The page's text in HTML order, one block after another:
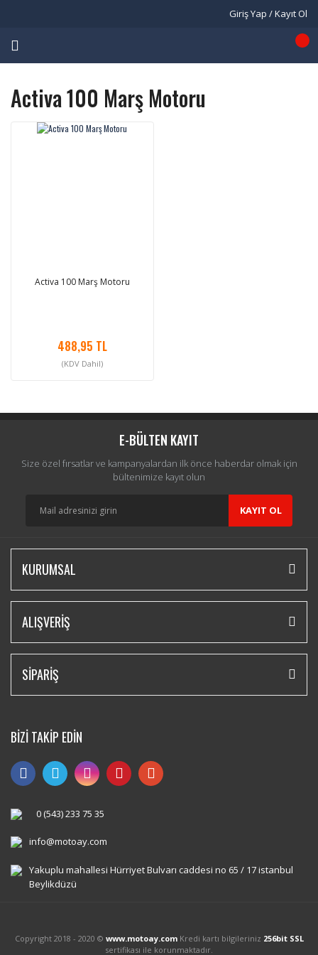
Giriş Yap / Kayıt Ol
Activa 100 Marş Motoru
Activa 100 Marş Motoru
488,95 TL
(KDV Dahil)
E-BÜLTEN KAYIT
Size özel fırsatlar ve kampanyalardan ilk önce haberdar olmak için
bültenimize kayıt olun
KAYIT OL
KURUMSAL
ALIŞVERİŞ
SİPARİŞ
BİZİ TAKİP EDİN
0 (543) 233 75 35
info@motoay.com
Yakuplu mahallesi Hürriyet Bulvarı caddesi no 65 / 17 istanbul
Beylikdüzü
Copyright 2018 - 2020 © www.motoay.comKredi kartı bilgileriniz 256bit SSL
sertifikası ile korunmaktadır.